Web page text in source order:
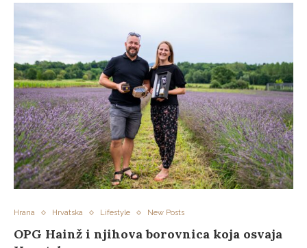
Hrana Hrvatska Lifestyle New Posts
OPG Hainž i njihova borovnica koja osvaja